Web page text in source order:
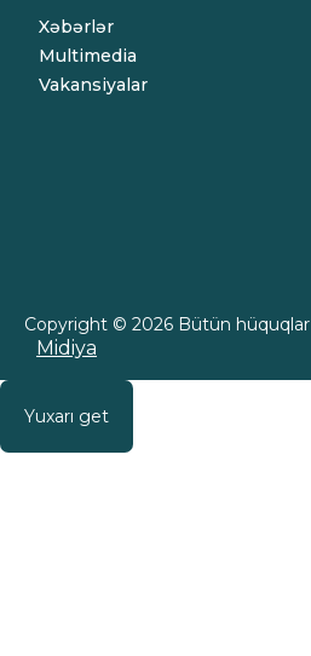
Xəbərlər
Multimedia
Vakansiyalar
Copyright © 2026 Bütün
Midiya
Yuxarı get